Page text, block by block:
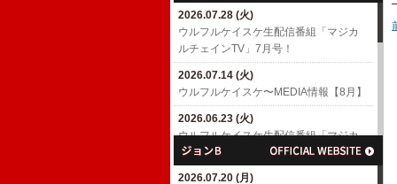
2026.04.18 (土)
6/10(水)「MUSIC AWARDS JAPAN
WEEK SPECIAL LIVE A Tribute to
EIICHI OHTAKI」出演決定！
2026.04.01 (水)
7/4(土)「浜崎貴司 GACHIスペシャル」
2026.03.06 (金)
渡辺満里奈アルバム「Ring-a-Bell 30th
2026.07.28 (火)
ウルフルケイスケ生配信番組「マジカ
ルチェインTV」7月号！
2026.07.14 (火)
​ウルフルケイスケ〜MEDIA情報【8月】
2026.06.23 (火)
ウルフルケイスケ生配信番組「マジカ
ルチェインTV」6月号！
2026.06.17 (水)
2026.07.20 (月)